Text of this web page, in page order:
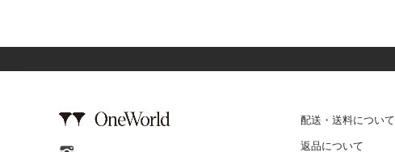
配送・送料について
返品について